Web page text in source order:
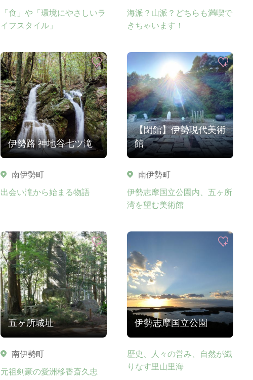
「食」や「環境にやさしいラ
イフスタイル」
海派？山派？どちらも満喫で
きちゃいます！
伊勢路 神地谷七ツ滝
南伊勢町
出会い滝から始まる物語
【閉館】伊勢現代美術
館
南伊勢町
伊勢志摩国立公園内、五ヶ所
湾を望む美術館
五ヶ所城址
南伊勢町
元祖剣豪の愛洲移香斎久忠
伊勢志摩国立公園
歴史、人々の営み、自然が織
りなす里山里海